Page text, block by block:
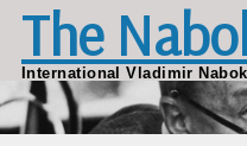
Skip to main content
The
International Vladimir